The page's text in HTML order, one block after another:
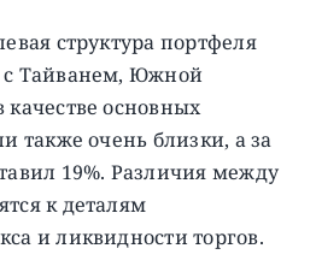
структура портфеля
с Тайванем, Южной
основных
также очень близки, а за
19%. Различия между
к деталям
и ликвидности торгов.